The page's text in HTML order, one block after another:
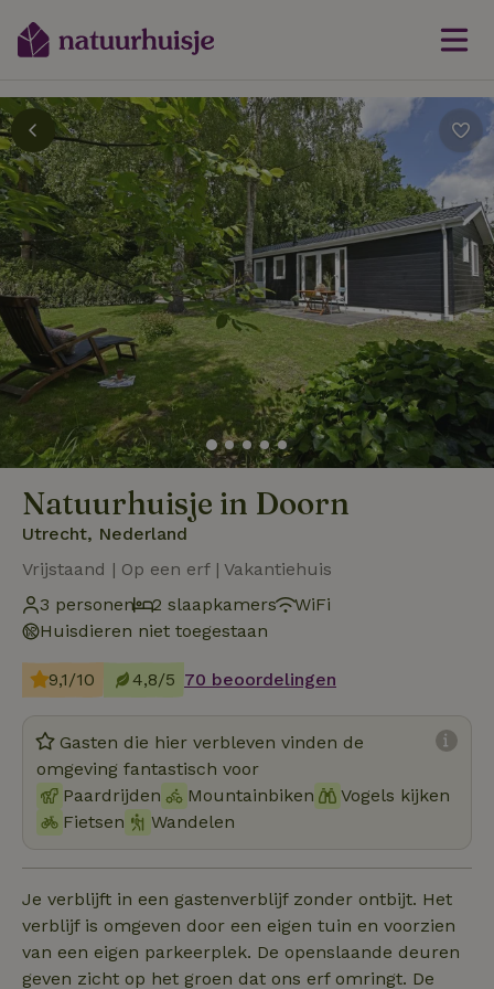
Natuurhuisje in Doorn
Utrecht, Nederland
Vrijstaand | Op een erf | Vakantiehuis
3 personen
2 slaapkamers
WiFi
Huisdieren niet toegestaan
9,1/10 4,8/5 70 beoordelingen
Gasten die hier verbleven vinden de
omgeving fantastisch voor
Paardrijden
Mountainbiken
Vogels kijken
Fietsen
Wandelen
Je verblijft in een gastenverblijf zonder ontbijt. Het
verblijf is omgeven door een eigen tuin en voorzien
van een eigen parkeerplek. De openslaande deuren
geven zicht op het groen dat ons erf omringt. De